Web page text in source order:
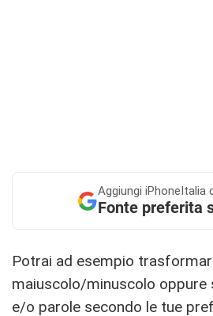
Aggiungi iPhoneItalia
Fonte preferita
Potrai ad esempio
maiuscolo/minuscolo
e/o parole secondo le tue